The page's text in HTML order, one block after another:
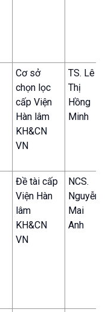
Cơ sở
chọn lọc
cấp Viện
Hàn lâm
KH&CN
VN
TS. Lê
Thị
Hồng
Minh
Đề tài cấp
Viện Hàn
lâm
KH&CN
VN
NCS.
Nguyễn
Mai
Anh